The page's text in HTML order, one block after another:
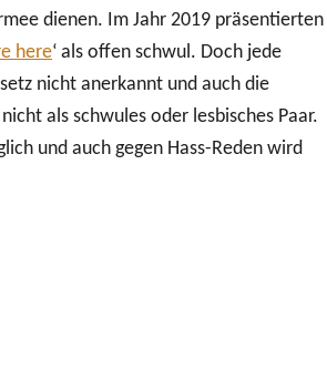
dienen. Im Jahr 2019 präsentierten
here‘ als offen schwul. Doch jede
nicht anerkannt und auch die
als schwules oder lesbisches Paar.
und auch gegen Hass-Reden wird